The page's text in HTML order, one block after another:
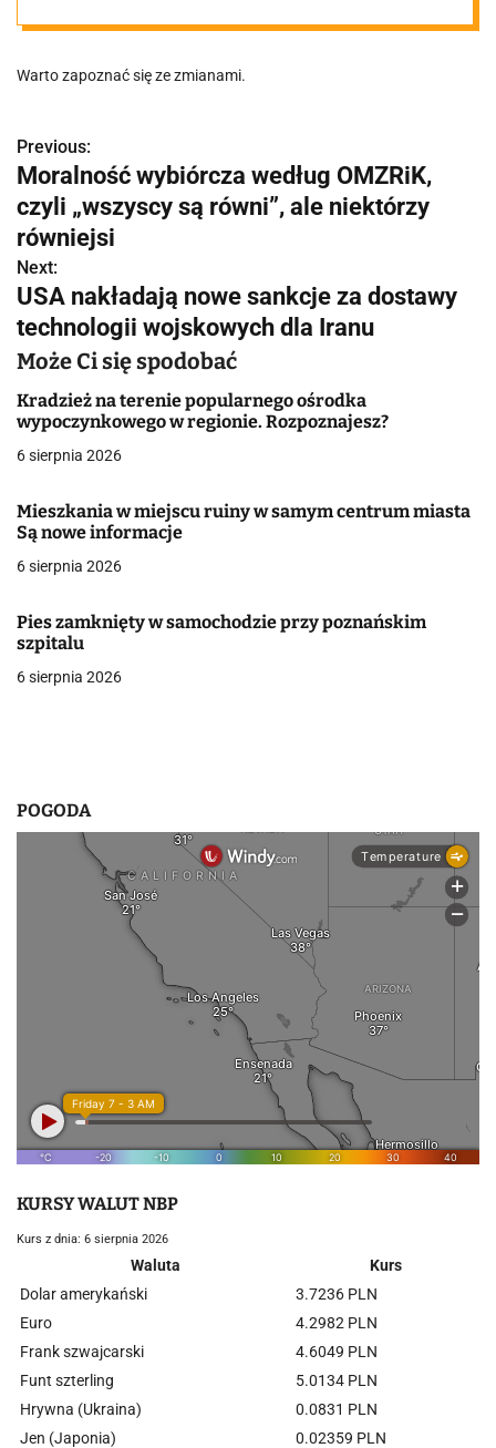
ulicach. Będą
objazdy!
Warto zapoznać się ze zmianami.
N
a
w
i
g
a
c
j
w
p
i
s
Previous:
Moralność wybiórcza według OMZRiK,
czyli „wszyscy są równi”, ale niektórzy
równiejsi
Next:
USA nakładają nowe sankcje za dostawy
technologii wojskowych dla Iranu
Może Ci się spodobać
Kradzież na terenie popularnego ośrodka
wypoczynkowego w regionie. Rozpoznajesz?
6 sierpnia 2026
Mieszkania w miejscu ruiny w samym centrum miasta
Są nowe informacje
6 sierpnia 2026
Pies zamknięty w samochodzie przy poznańskim
szpitalu
6 sierpnia 2026
POGODA
KURSY WALUT NBP
Kurs z dnia: 6 sierpnia 2026
Waluta
Kurs
Dolar amerykański
3.7236 PLN
Euro
4.2982 PLN
Frank szwajcarski
4.6049 PLN
Funt szterling
5.0134 PLN
Hrywna (Ukraina)
0.0831 PLN
Jen (Japonia)
0.02359 PLN